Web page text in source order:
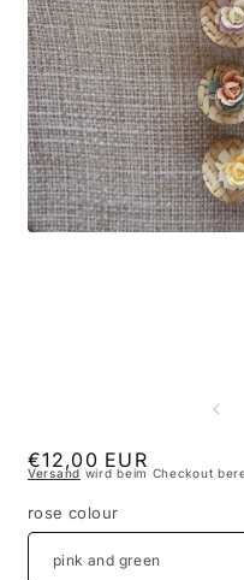
Normaler
Preis
€12,00 EUR
Versand wird beim Checkout
rose colour